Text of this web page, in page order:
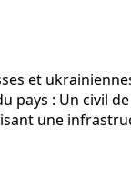
et
: Un civil
une